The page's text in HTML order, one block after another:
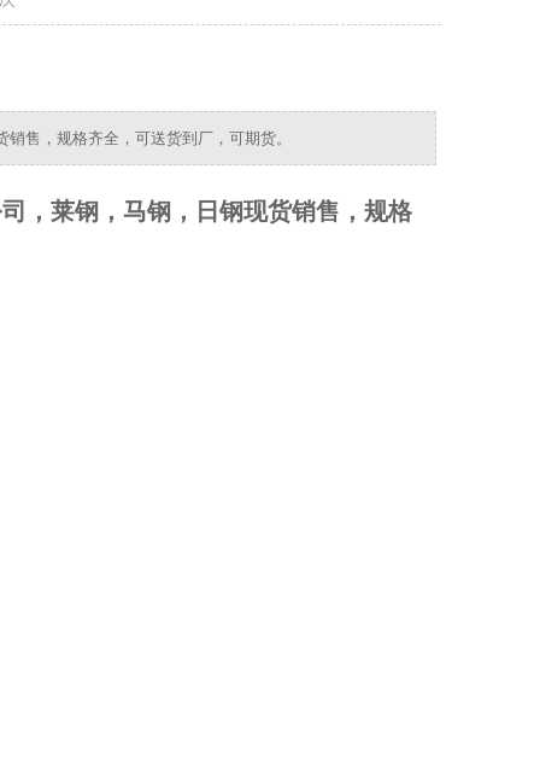
售，规格齐全，可送货到厂，可期货。
，莱钢，马钢，日钢现货销售，规格